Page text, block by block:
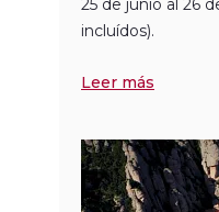
25 de junio al 26
incluídos).
Leer más